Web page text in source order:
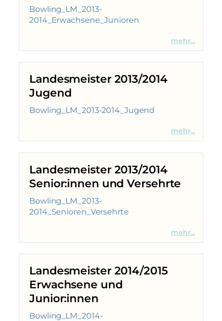
Bowling_LM_2013-
2014_Erwachsene_Junioren
mehr...
Landesmeister 2013/2014
Jugend
Bowling_LM_2013-2014_Jugend
mehr...
Landesmeister 2013/2014
Senior:innen und Versehrte
Bowling_LM_2013-
2014_Senioren_Versehrte
mehr...
Landesmeister 2014/2015
Erwachsene und
Junior:innen
Bowling_LM_2014-